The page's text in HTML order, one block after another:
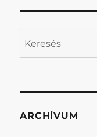
ARCHÍVUM